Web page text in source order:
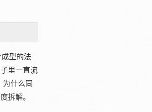
型的法
里一直流
为什么同
拆解。